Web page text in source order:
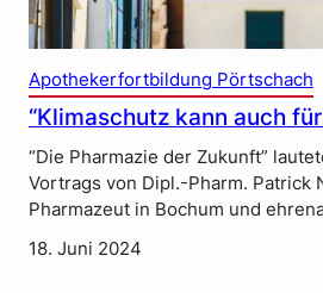
Apothekerfortbildung Pörtschach
“Klimaschutz kann auch
“Die Pharmazie der Zukunft”
Vortrags von Dipl.-Pharm. Patrick
Pharmazeut in Bochum und
18. Juni 2024